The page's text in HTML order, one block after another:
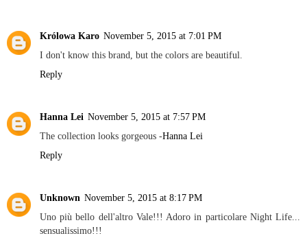
Królowa Karo November 5, 2015 at 7:01 PM
I don't know this brand, but the colors are beautiful.
Reply
Hanna Lei November 5, 2015 at 7:57 PM
The collection looks gorgeous -Hanna Lei
Reply
Unknown November 5, 2015 at 8:17 PM
Uno più bello dell'altro Vale!!! Adoro in particolare Night Life...
sensualissimo!!!